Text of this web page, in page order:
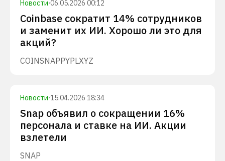
Новости·06.05.2026 00:12
Coinbase сократит 14% сотрудников
и заменит их ИИ. Хорошо ли это для
акций?
COINSNAPPYPLXYZ
Новости·15.04.2026 18:34
Snap объявил о сокращении 16%
персонала и ставке на ИИ. Акции
взлетели
SNAP